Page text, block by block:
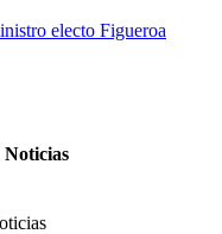
electo Figueroa